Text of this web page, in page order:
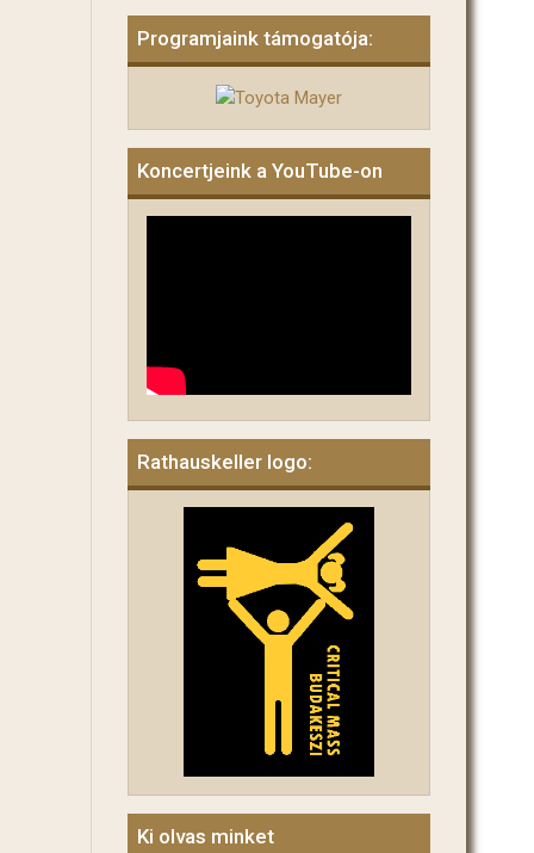
Programjaink támogatója:
Koncertjeink a YouTube-on
Rathauskeller logo:
Ki olvas minket